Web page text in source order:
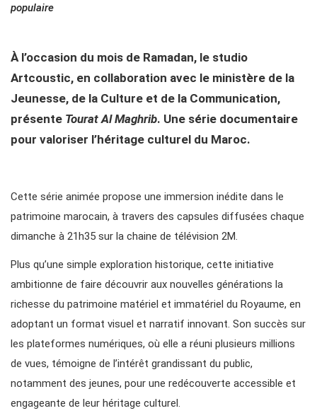
populaire
À l’occasion du mois de Ramadan, le studio
Artcoustic, en collaboration avec le ministère de la
Jeunesse, de la Culture et de la Communication,
présente Tourat Al Maghrib. Une série documentaire
pour valoriser l’héritage culturel du Maroc.
Cette série animée propose une immersion inédite dans le
patrimoine marocain, à travers des capsules diffusées chaque
dimanche à 21h35 sur la chaine de télévision 2M.
Plus qu’une simple exploration historique, cette initiative
ambitionne de faire découvrir aux nouvelles générations la
richesse du patrimoine matériel et immatériel du Royaume, en
adoptant un format visuel et narratif innovant. Son succès sur
les plateformes numériques, où elle a réuni plusieurs millions
de vues, témoigne de l’intérêt grandissant du public,
notamment des jeunes, pour une redécouverte accessible et
engageante de leur héritage culturel.